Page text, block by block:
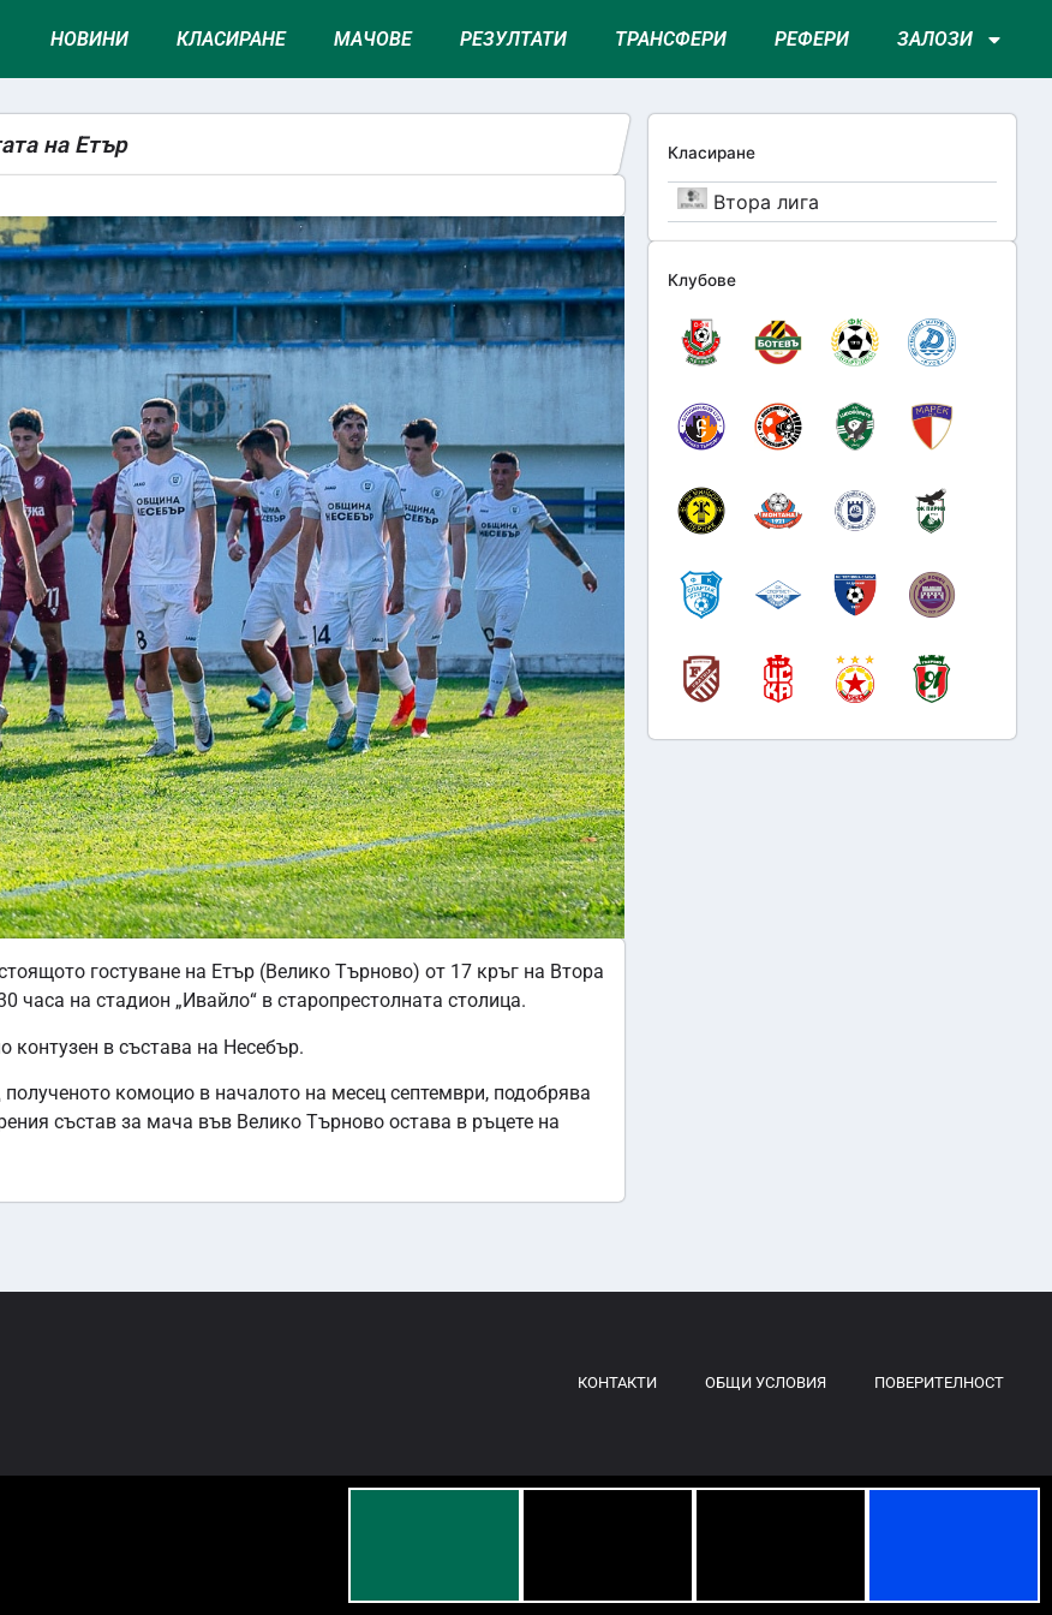
НОВИНИ КЛАСИРАНЕ МАЧОВЕ РЕЗУЛТАТИ ТРАНСФЕРИ РЕФЕРИ ЗАЛОЗИ
Класиране
Втора лига
Клубове
на Етър
гостуване на Етър (Велико Търново) от 17 кръг на Втора
часа на стадион „Ивайло“ в старопрестолната столица.
в състава на Несебър.
комоцио в началото на месец септември, подобрява
състав за мача във Велико Търново остава в ръцете на
КОНТАКТИ ОБЩИ УСЛОВИЯ ПОВЕРИТЕЛНОСТ